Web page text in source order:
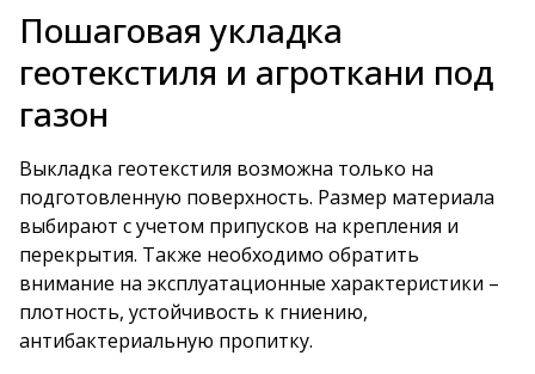
Пошаговая укладка
геотекстиля и агроткани под
газон
Выкладка геотекстиля возможна только на
подготовленную поверхность. Размер материала
выбирают с учетом припусков на крепления и
перекрытия. Также необходимо обратить
внимание на эксплуатационные характеристики –
плотность, устойчивость к гниению,
антибактериальную пропитку.